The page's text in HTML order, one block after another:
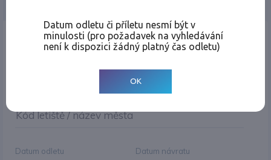
Místo odletu
Kód letiště / název města
Datum odletu Datum návratu
Datum odletu či příletu nesmí být v
minulosti (pro požadavek na vyhledávání
není k dispozici žádný platný čas odletu)
OK